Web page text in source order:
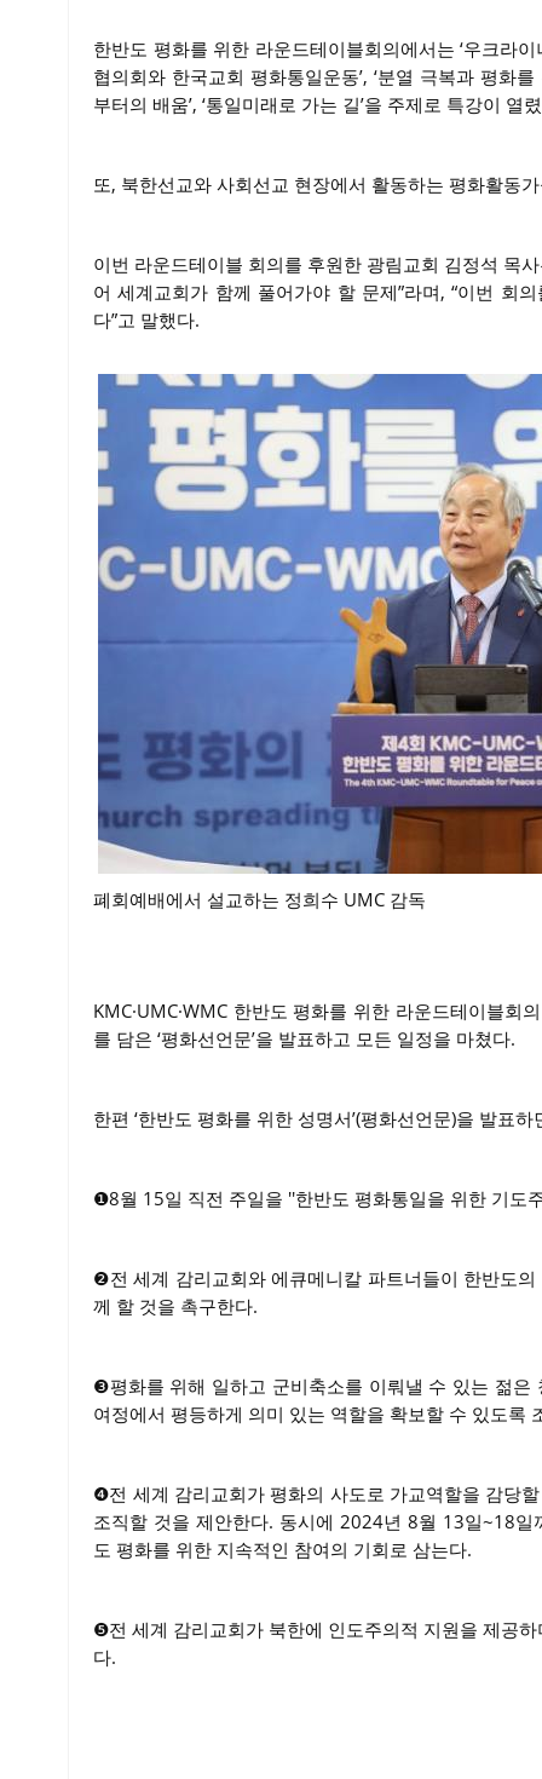
한반도 평화를 위한 라운드테이블회의에서는 ‘우크라
협의회와 한국교회 평화통일운동’, ‘분열 극복과 평화
부터의 배움’, ‘통일미래로 가는 길’을 주제로 특강이 열
또, 북한선교와 사회선교 현장에서 활동하는 평화활동
이번 라운드테이블 회의를 후원한 광림교회 김정석 목
어 세계교회가 함께 풀어가야 할 문제”라며, “이번 회
다”고 말했다.
폐회예배에서 설교하는 정희수 UMC 감독
KMC·UMC·WMC 한반도 평화를 위한 라운드테이블
를 담은 ‘평화선언문’을 발표하고 모든 일정을 마쳤다.
한편 ‘한반도 평화를 위한 성명서’(평화선언문)을 발표
❶8월 15일 직전 주일을 ''한반도 평화통일을 위한 기도
❷전 세계 감리교회와 에큐메니칼 파트너들이 한반도
께 할 것을 촉구한다.
❸평화를 위해 일하고 군비축소를 이뤄낼 수 있는 젊
여정에서 평등하게 의미 있는 역할을 확보할 수 있도록
❹전 세계 감리교회가 평화의 사도로 가교역할을 감당
조직할 것을 제안한다. 동시에 2024년 8월 13일~18
도 평화를 위한 지속적인 참여의 기회로 삼는다.
❺전 세계 감리교회가 북한에 인도주의적 지원을 제공
다.